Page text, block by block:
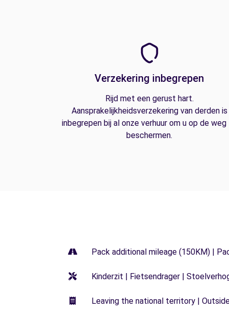
Verzekering inbegrepen
Rijd met een gerust hart.
Aansprakelijkheidsverzekering van derden is
inbegrepen bij al onze verhuur om u op de
beschermen.
Pack additional mileage (150KM) |
Kinderzit | Fietsendrager |
Leaving the national territory |